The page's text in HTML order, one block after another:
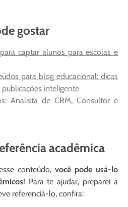
gostar
captar alunos para escolas e
para blog educacional: dicas
inteligente
Analista de CRM, Consultor e
acadêmica
conteúdo, você pode usá-lo
! Para te ajudar, preparei a
referenciá-lo, confira: